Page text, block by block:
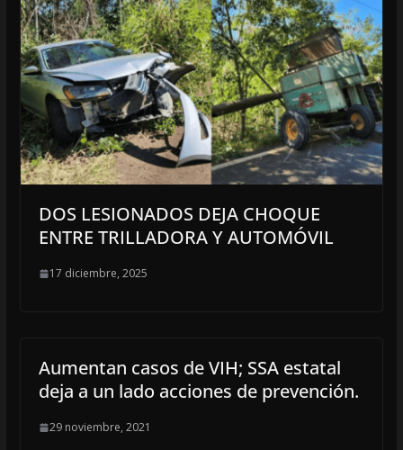
DOS LESIONADOS DEJA CHOQUE
ENTRE TRILLADORA Y AUTOMÓVIL
17 diciembre, 2025
Aumentan casos de VIH; SSA estatal
deja a un lado acciones de prevención.
29 noviembre, 2021